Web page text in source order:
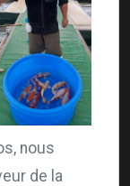
nous
de la